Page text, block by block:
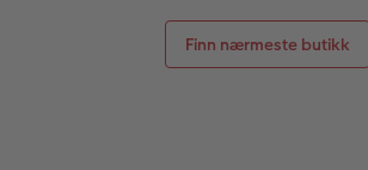
Finn nærmeste butikk